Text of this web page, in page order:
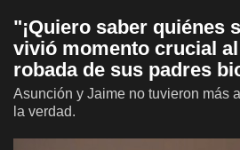
"¡Quiero saber quiénes
vivió momento crucial
robada de sus padres
Asunción y Jaime no tuvieron más
la verdad.